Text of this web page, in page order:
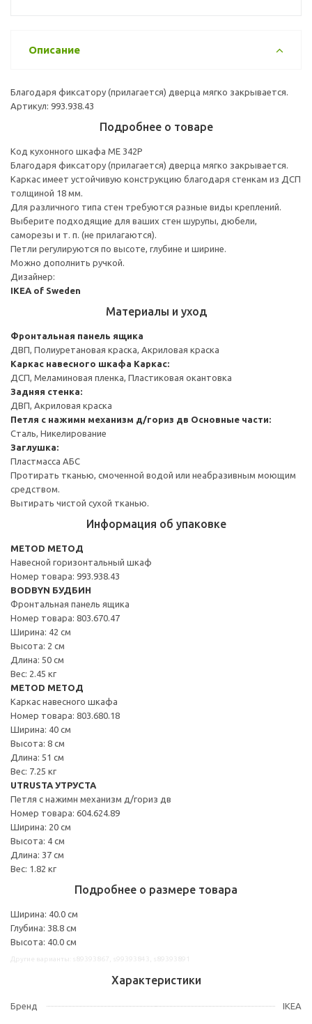
Описание
Благодаря фиксатору (прилагается) дверца мягко закрывается.
Артикул: 993.938.43
Подробнее о товаре
Код кухонного шкафа ME 342P
Благодаря фиксатору (прилагается) дверца мягко закрывается.
Каркас имеет устойчивую конструкцию благодаря стенкам из ДСП
толщиной 18 мм.
Для различного типа стен требуются разные виды креплений.
Выберите подходящие для ваших стен шурупы, дюбели,
саморезы и т. п. (не прилагаются).
Петли регулируются по высоте, глубине и ширине.
Можно дополнить ручкой.
Дизайнер:
IKEA of Sweden
Материалы и уход
Фронтальная панель ящика
ДВП, Полиуретановая краска, Акриловая краска
Каркас навесного шкафа Каркас:
ДСП, Меламиновая пленка, Пластиковая окантовка
Задняя стенка:
ДВП, Акриловая краска
Петля с нажимн механизм д/гориз дв Основные части:
Сталь, Никелирование
Заглушка:
Пластмасса АБС
Протирать тканью, смоченной водой или неабразивным моющим
средством.
Вытирать чистой сухой тканью.
Информация об упаковке
METOD МЕТОД
Навесной горизонтальный шкаф
Номер товара: 993.938.43
BODBYN БУДБИН
Фронтальная панель ящика
Номер товара: 803.670.47
Ширина: 42 см
Высота: 2 см
Длина: 50 см
Вес: 2.45 кг
METOD МЕТОД
Каркас навесного шкафа
Номер товара: 803.680.18
Ширина: 40 см
Высота: 8 см
Длина: 51 см
Вес: 7.25 кг
UTRUSTA УТРУСТА
Петля с нажимн механизм д/гориз дв
Номер товара: 604.624.89
Ширина: 20 см
Высота: 4 см
Длина: 37 см
Вес: 1.82 кг
Подробнее о размере товара
Ширина: 40.0 см
Глубина: 38.8 см
Высота: 40.0 см
Характеристики
Бренд IKEA